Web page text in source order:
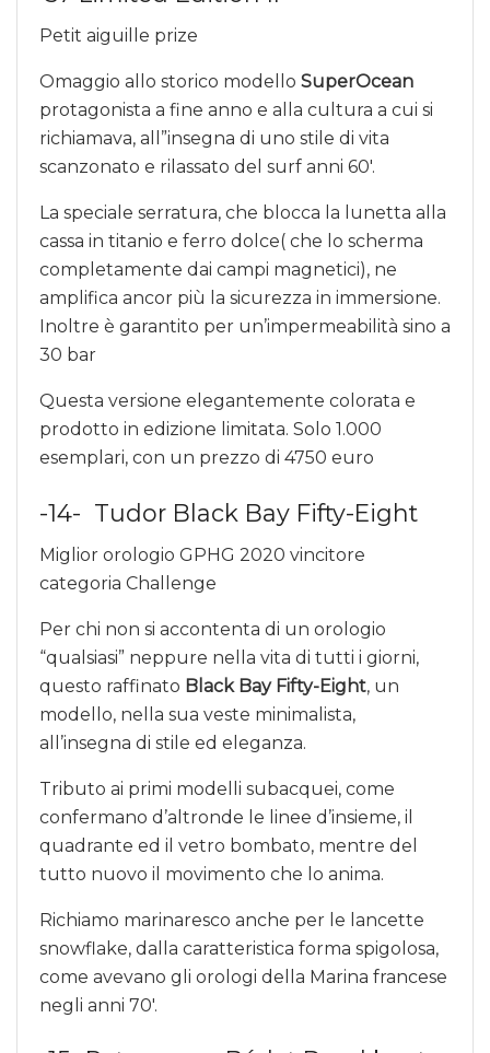
Petit aiguille prize
Omaggio allo storico modello SuperOcean
protagonista a fine anno e alla cultura a cui si
richiamava, all”insegna di uno stile di vita
scanzonato e rilassato del surf anni 60′.
La speciale serratura, che blocca la lunetta alla
cassa in titanio e ferro dolce( che lo scherma
completamente dai campi magnetici), ne
amplifica ancor più la sicurezza in immersione.
Inoltre è garantito per un’impermeabilità sino a
30 bar
Questa versione elegantemente colorata e
prodotto in edizione limitata. Solo 1.000
esemplari, con un prezzo di 4750 euro
-14- Tudor Black Bay Fifty-Eight
Miglior orologio GPHG 2020 vincitore
categoria Challenge
Per chi non si accontenta di un orologio
“qualsiasi” neppure nella vita di tutti i giorni,
questo raffinato Black Bay Fifty-Eight, un
modello, nella sua veste minimalista,
all’insegna di stile ed eleganza.
Tributo ai primi modelli subacquei, come
confermano d’altronde le linee d’insieme, il
quadrante ed il vetro bombato, mentre del
tutto nuovo il movimento che lo anima.
Richiamo marinaresco anche per le lancette
snowflake, dalla caratteristica forma spigolosa,
come avevano gli orologi della Marina francese
negli anni 70′.